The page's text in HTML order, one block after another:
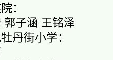
：
子涵 王铭泽
街小学：